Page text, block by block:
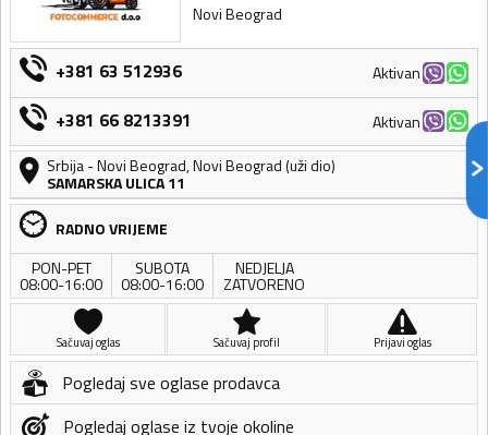
Novi Beograd
+381 63 512936 Aktivan
+381 66 8213391
Aktivan
Srbija-Novi Beograd,Novi Beograd (uži dio)
SAMARSKA ULICA 11
RADNO VRIJEME
PON-PET
08:00-16:00
SUBOTA
08:00-16:00
NEDJELJA
ZATVORENO
Sačuvaj oglas Sačuvaj profil Prijavi oglas
Pogledaj sve oglase prodavca
Pogledaj oglase iz tvoje okoline